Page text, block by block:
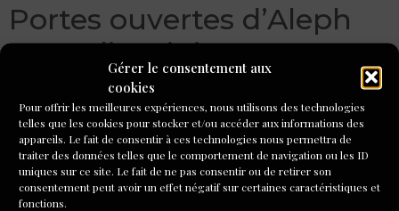
Gérer le consentement aux
cookies
Pour offrir les meilleures expériences, nous utilisons des technologies
telles que les cookies pour stocker et/ou accéder aux informations des
appareils. Le fait de consentir à ces technologies nous permettra de
traiter des données telles que le comportement de navigation ou les ID
uniques sur ce site. Le fait de ne pas consentir ou de retirer son
consentement peut avoir un effet négatif sur certaines caractéristiques et
fonctions.
Portes ouvertes d’Aleph
samedi 24 juin 2023 :
s’informer et écrire